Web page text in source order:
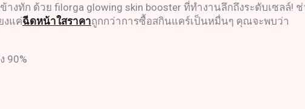
ทัก ด้วย filorga glowing skin booster ที่ทำงานลึกถึงระดับเซลล์!
งแค่ฉีดหน้าใสราคาถูกกว่าการซื้อสกินแคร์เป็นหมื่นๆ คุณจะพบว่า
90%